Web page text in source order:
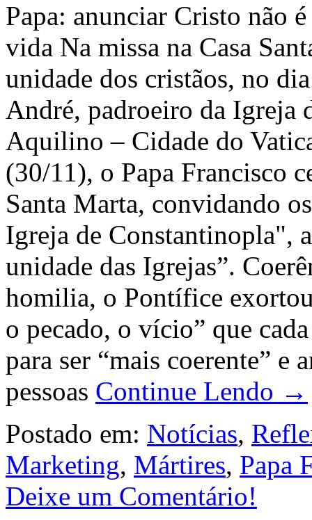
Papa: anunciar Cristo não
vida Na missa na Casa
unidade dos cristãos, no
André, padroeiro da Igreja
Aquilino – Cidade do
(30/11), o Papa Francisco
Santa Marta, convidando
Igreja de Constantinopla",
unidade das Igrejas”.
homilia, o Pontífice
o pecado, o vício” que
para ser “mais coerente” e
pessoas Continue Lendo →
Postado em: Notícias,
Marketing, Mártires, Papa
Deixe um Comentário!